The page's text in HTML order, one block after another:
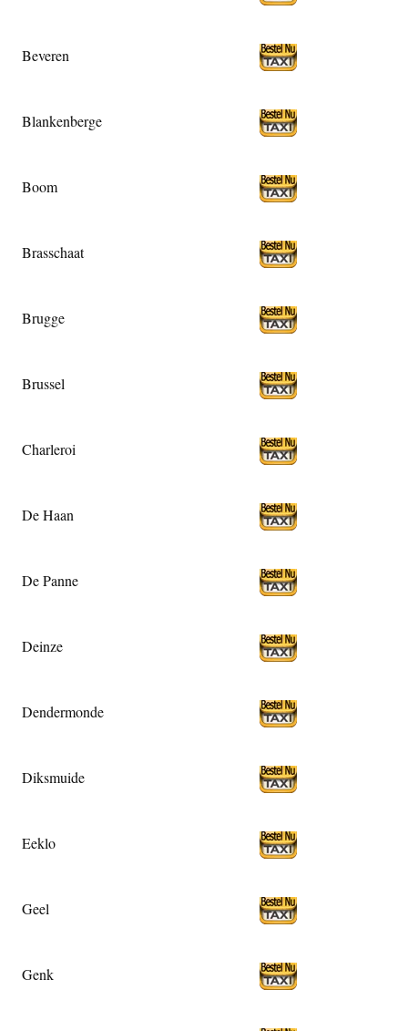
Beveren
Blankenberge
Boom
Brasschaat
Brugge
Brussel
Charleroi
De Haan
De Panne
Deinze
Dendermonde
Diksmuide
Eeklo
Geel
Genk